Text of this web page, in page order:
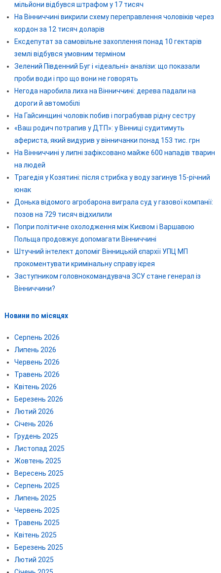
мільйони відбувся штрафом у 17 тисяч
На Вінниччині викрили схему переправлення чоловіків через
кордон за 12 тисяч доларів
Ексдепутат за самовільне захоплення понад 10 гектарів
землі відбувся умовним терміном
Зелений Південний Буг і «ідеальні» аналізи: що показали
проби води і про що вони не говорять
Негода наробила лиха на Вінниччині: дерева падали на
дороги й автомобілі
На Гайсинщині чоловік побив і пограбував рідну сестру
«Ваш родич потрапив у ДТП»: у Вінниці судитимуть
афериста, який видурив у вінничанки понад 153 тис. грн
На Вінниччині у липні зафіксовано майже 600 нападів тварин
на людей
Трагедія у Козятині: після стрибка у воду загинув 15-річний
юнак
Донька відомого агробарона виграла суд у газової компанії:
позов на 729 тисяч відхилили
Попри політичне охолодження між Києвом і Варшавою
Польща продовжує допомагати Вінниччині
Штучний інтелект допоміг Вінницькій єпархії УПЦ МП
прокоментувати кримінальну справу ієрея
Заступником головнокомандувача ЗСУ стане генерал із
Вінниччини?
Новини по місяцях
Серпень 2026
Липень 2026
Червень 2026
Травень 2026
Квітень 2026
Березень 2026
Лютий 2026
Січень 2026
Грудень 2025
Листопад 2025
Жовтень 2025
Вересень 2025
Серпень 2025
Липень 2025
Червень 2025
Травень 2025
Квітень 2025
Березень 2025
Лютий 2025